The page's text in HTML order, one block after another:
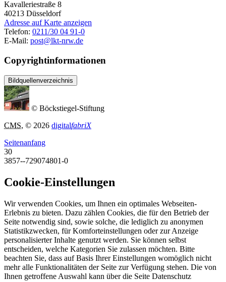
Kavalleriestraße 8
40213 Düsseldorf
Adresse auf Karte anzeigen
Telefon: 0211/30 04 91-0
E-Mail: post@lkt-nrw.de
Copyrightinformationen
Bildquellenverzeichnis
© Böckstiegel-Stiftung
CMS, © 2026 digitalfabriX
Seitenanfang
30
3857--729074801-0
Cookie-Einstellungen
Wir verwenden Cookies, um Ihnen ein optimales Webseiten-
Erlebnis zu bieten. Dazu zählen Cookies, die für den Betrieb der
Seite notwendig sind, sowie solche, die lediglich zu anonymen
Statistikzwecken, für Komforteinstellungen oder zur Anzeige
personalisierter Inhalte genutzt werden. Sie können selbst
entscheiden, welche Kategorien Sie zulassen möchten. Bitte
beachten Sie, dass auf Basis Ihrer Einstellungen womöglich nicht
mehr alle Funktionalitäten der Seite zur Verfügung stehen. Die von
Ihnen getroffene Auswahl kann über die Seite Datenschutz